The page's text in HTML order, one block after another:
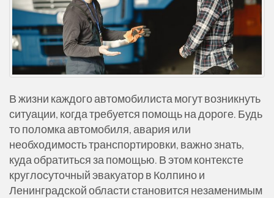
В жизни каждого автомобилиста могут возникнуть
ситуации, когда требуется помощь на дороге. Будь
то поломка автомобиля, авария или
необходимость транспортировки, важно знать,
куда обратиться за помощью. В этом контексте
круглосуточный эвакуатор в Колпино и
Ленинградской области становится незаменимым